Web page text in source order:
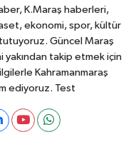
K.Maraş haberleri,
ekonomi, spor, kültür
Güncel Maraş
yakından takip etmek için
Kahramanmaraş
ediyoruz. Test